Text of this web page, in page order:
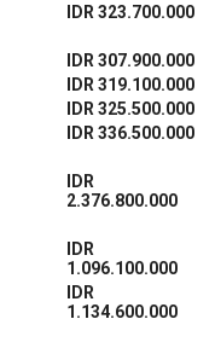
IDR 323.700.000
IDR 307.900.000
IDR 319.100.000
IDR 325.500.000
IDR 336.500.000
IDR
2.376.800.000
IDR
1.096.100.000
IDR
1.134.600.000